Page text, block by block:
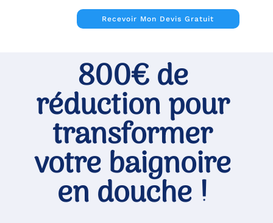
Recevoir Mon Devis Gratuit
800€ de
réduction pour
transformer
votre baignoire
en douche !